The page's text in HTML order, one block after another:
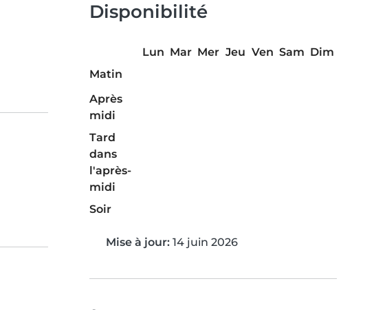
Disponibilité
Lun Mar Mer Jeu Ven Sam Dim
Matin
Après
midi
Tard
dans
l'après-
midi
Soir
Mise à jour: 14 juin 2026